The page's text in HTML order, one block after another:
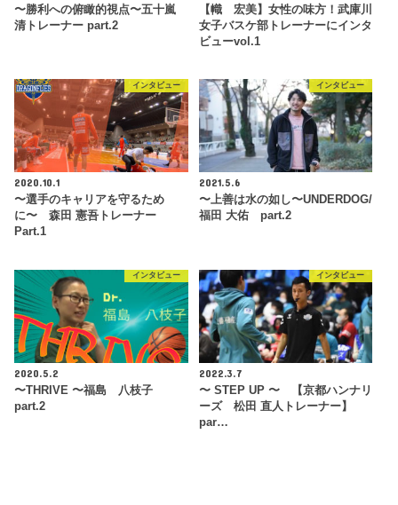
〜勝利への俯瞰的視点〜五十嵐
清トレーナー part.2
【幟 宏美】女性の味方！武庫川
女子バスケ部トレーナーにインタ
ビューvol.1
インタビュー
2020.10.1
〜選手のキャリアを守るため
に〜 森田 憲吾トレーナー
Part.1
インタビュー
2021.5.6
〜上善は水の如し〜UNDERDOG/
福田 大佑 part.2
インタビュー
2020.5.2
〜THRIVE 〜福島 八枝子
part.2
インタビュー
2022.3.7
〜 STEP UP 〜 【京都ハンナリ
ーズ 松田 直人トレーナー】
par…